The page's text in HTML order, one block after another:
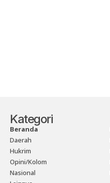
Kategori
Beranda
Daerah
Hukrim
Opini/Kolom
Nasional